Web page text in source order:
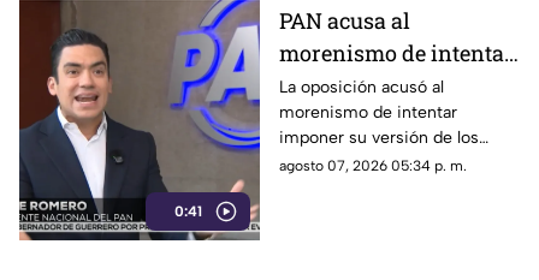
0:41
PAN acusa al
morenismo de intentar
imponer su versión
mediante censura
La oposición acusó al
morenismo de intentar
imponer su versión de los
hechos y censurar
agosto 07, 2026 05:34 p. m.